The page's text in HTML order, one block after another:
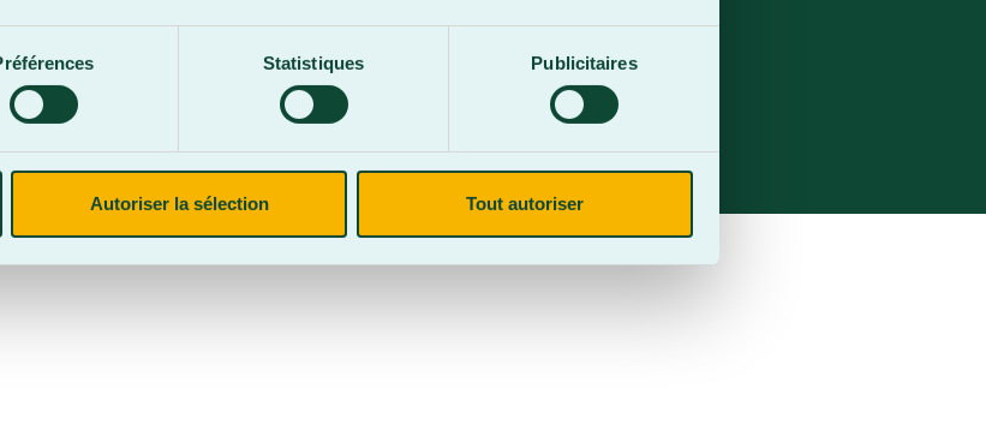
Statistiques Publicitaires
Autoriser la sélection Tout autoriser
Site web parParkour3 Expert HubSpot